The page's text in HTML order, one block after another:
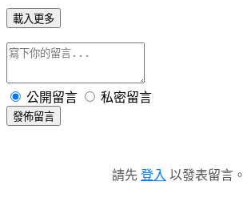
載入更多
公開留言 私密留言
發佈留言
請先 登入 以發表留言。